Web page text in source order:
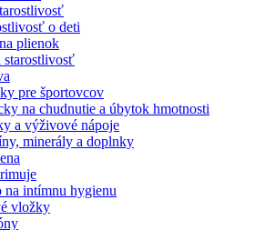
o deti
plienok
starostlivosť
pre športovcov
na chudnutie a úbytok hmotnosti
a výživové nápoje
minerály a doplnky
intímnu hygienu
vložky